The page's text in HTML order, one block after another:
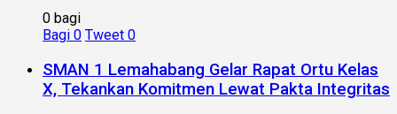
0 bagi
Bagi 0 Tweet 0
SMAN 1 Lemahabang Gelar Rapat Ortu Kelas
X, Tekankan Komitmen Lewat Pakta Integritas